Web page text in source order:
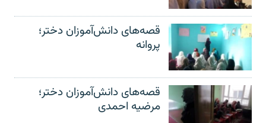
قصه‌های دانش‌آموزان دختر؛
پروانه
قصه‌های دانش‌آموزان دختر؛
مرضیه احمدی